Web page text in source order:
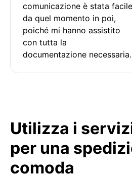
comunicazione è stata facile
da quel momento in poi,
poiché mi hanno assistito
con tutta la
documentazione necessaria.
Utilizza i
per una
comoda